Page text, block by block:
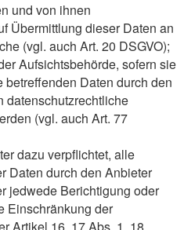
und von ihnen
Übermittlung dieser Daten an
(vgl. auch Art. 20 DSGVO);
Aufsichtsbehörde, sofern sie
Daten durch den
datenschutzrechtliche
(vgl. auch Art. 77
dazu verpflichtet, alle
Daten durch den Anbieter
jedwede Berichtigung oder
Einschränkung der